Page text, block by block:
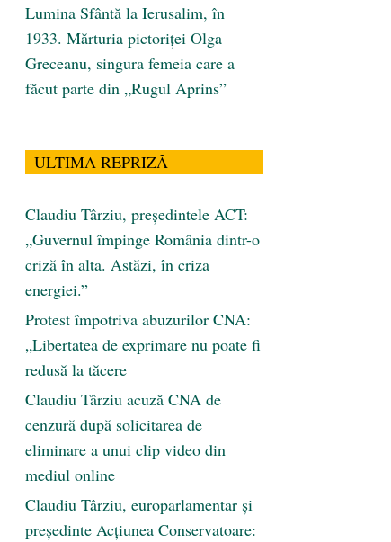
Lumina Sfântă la Ierusalim, în
1933. Mărturia pictoriței Olga
Greceanu, singura femeia care a
făcut parte din „Rugul Aprins”
ULTIMA REPRIZĂ
Claudiu Târziu, președintele ACT:
„Guvernul împinge România dintr-o
criză în alta. Astăzi, în criza
energiei.”
Protest împotriva abuzurilor CNA:
„Libertatea de exprimare nu poate fi
redusă la tăcere
Claudiu Târziu acuză CNA de
cenzură după solicitarea de
eliminare a unui clip video din
mediul online
Claudiu Târziu, europarlamentar și
președinte Acțiunea Conservatoare: